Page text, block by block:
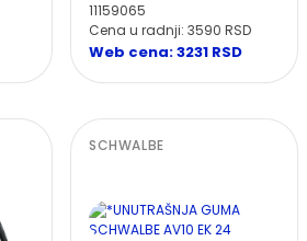
11159065
Cena u radnji: 3590 RSD
Web cena: 3231 RSD
SCHWALBE